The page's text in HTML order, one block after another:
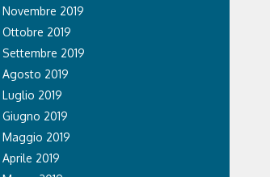
Novembre 2019
Ottobre 2019
Settembre 2019
Agosto 2019
Luglio 2019
Giugno 2019
Maggio 2019
Aprile 2019